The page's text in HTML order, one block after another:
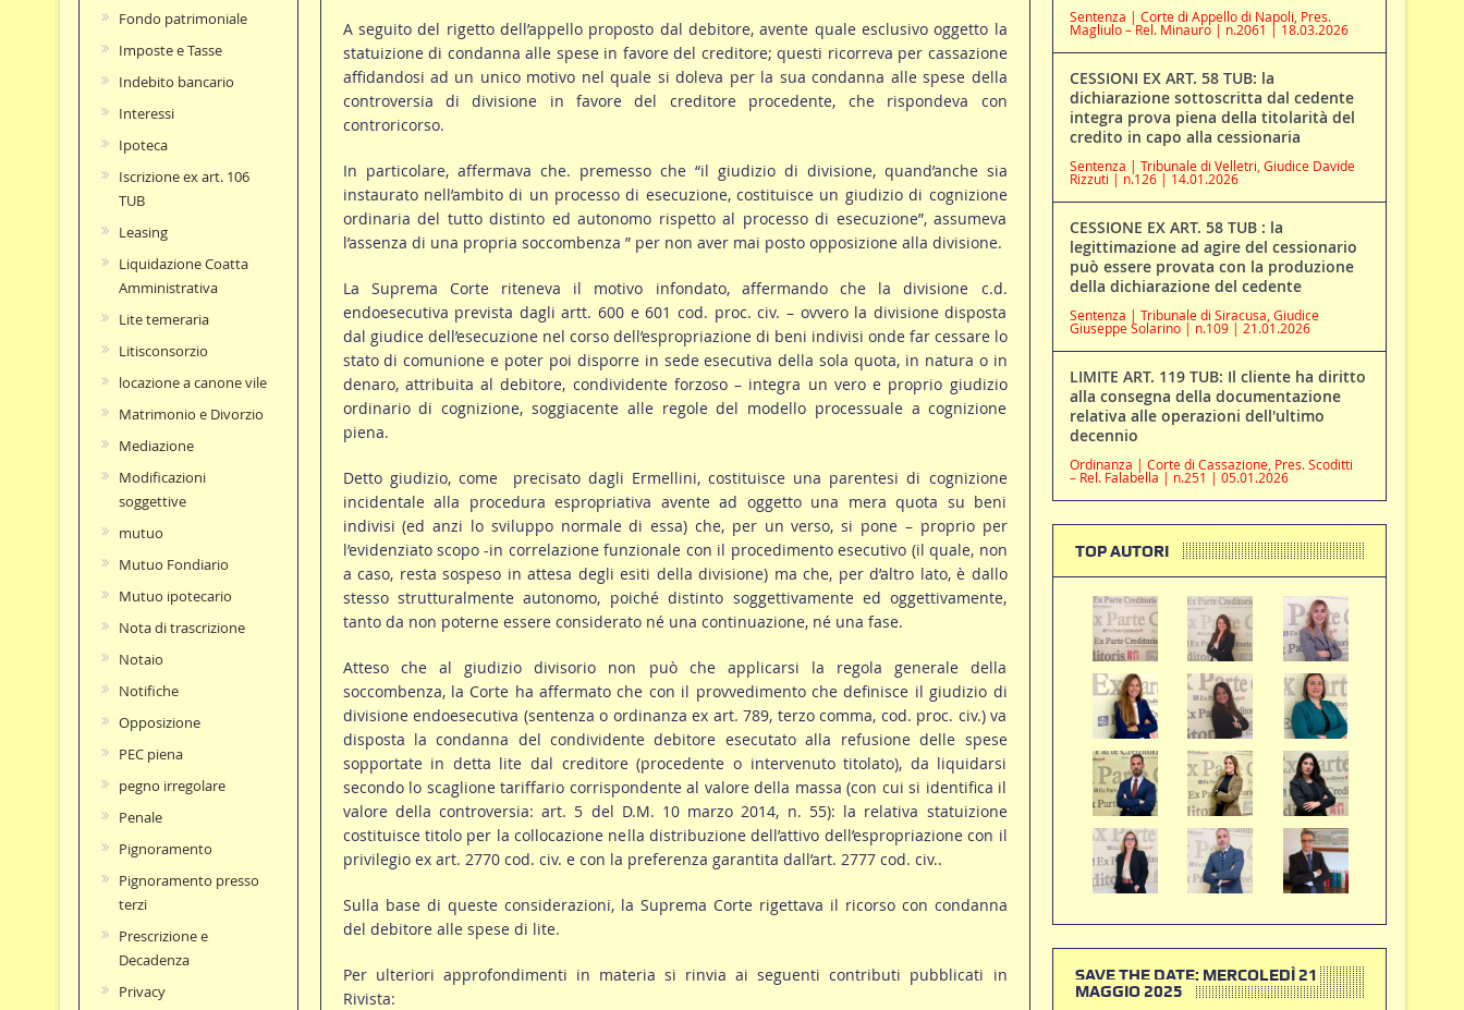
A seguito del rigetto dell’appello proposto dal debitore, avente quale esclusivo oggetto la
statuizione di condanna alle spese in favore del creditore; questi ricorreva per cassazione
affidandosi ad un unico motivo nel quale si doleva per la sua condanna alle spese della
controversia di divisione in favore del creditore procedente, che rispondeva con
controricorso.
In particolare, affermava che. premesso che “il giudizio di divisione, quand’anche sia
instaurato nell’ambito di un processo di esecuzione, costituisce un giudizio di cognizione
ordinaria del tutto distinto ed autonomo rispetto al processo di esecuzione”, assumeva
l’assenza di una propria soccombenza ” per non aver mai posto opposizione alla divisione.
La Suprema Corte riteneva il motivo infondato, affermando che la divisione c.d.
endoesecutiva prevista dagli artt. 600 e 601 cod. proc. civ. – ovvero la divisione disposta
dal giudice dell’esecuzione nel corso dell’espropriazione di beni indivisi onde far cessare lo
stato di comunione e poter poi disporre in sede esecutiva della sola quota, in natura o in
denaro, attribuita al debitore, condividente forzoso – integra un vero e proprio giudizio
ordinario di cognizione, soggiacente alle regole del modello processuale a cognizione
piena.
Detto giudizio, come precisato dagli Ermellini, costituisce una parentesi di cognizione
incidentale alla procedura espropriativa avente ad oggetto una mera quota su beni
indivisi (ed anzi lo sviluppo normale di essa) che, per un verso, si pone – proprio per
l’evidenziato scopo -in correlazione funzionale con il procedimento esecutivo (il quale, non
a caso, resta sospeso in attesa degli esiti della divisione) ma che, per d’altro lato, è dallo
stesso strutturalmente autonomo, poiché distinto soggettivamente ed oggettivamente,
tanto da non poterne essere considerato né una continuazione, né una fase.
Atteso che al giudizio divisorio non può che applicarsi la regola generale della
soccombenza, la Corte ha affermato che con il provvedimento che definisce il giudizio di
divisione endoesecutiva (sentenza o ordinanza ex art. 789, terzo comma, cod. proc. civ.) va
disposta la condanna del condividente debitore esecutato alla refusione delle spese
sopportate in detta lite dal creditore (procedente o intervenuto titolato), da liquidarsi
secondo lo scaglione tariffario corrispondente al valore della massa (con cui si identifica il
valore della controversia: art. 5 del D.M. 10 marzo 2014, n. 55): la relativa statuizione
costituisce titolo per la collocazione nella distribuzione dell’attivo dell’espropriazione con il
privilegio ex art. 2770 cod. civ. e con la preferenza garantita dall’art. 2777 cod. civ..
Sulla base di queste considerazioni, la Suprema Corte rigettava il ricorso con condanna
del debitore alle spese di lite.
Per ulteriori approfondimenti in materia si rinvia ai seguenti contributi pubblicati in
Rivista:
Fondo patrimoniale
Imposte e Tasse
Indebito bancario
Interessi
Ipoteca
Iscrizione ex art. 106
TUB
Leasing
Liquidazione Coatta
Amministrativa
Lite temeraria
Litisconsorzio
locazione a canone vile
Matrimonio e Divorzio
Mediazione
Modificazioni
soggettive
mutuo
Mutuo Fondiario
Mutuo ipotecario
Nota di trascrizione
Notaio
Notifiche
Opposizione
PEC piena
pegno irregolare
Penale
Pignoramento
Pignoramento presso
terzi
Prescrizione e
Decadenza
Privacy
Sentenza | Corte di Appello di Napoli, Pres.
Magliulo – Rel. Minauro | n.2061 | 18.03.2026
CESSIONI EX ART. 58 TUB: la
dichiarazione sottoscritta dal cedente
integra prova piena della titolarità del
credito in capo alla cessionaria
Sentenza | Tribunale di Velletri, Giudice Davide
Rizzuti | n.126 | 14.01.2026
CESSIONE EX ART. 58 TUB : la
legittimazione ad agire del cessionario
può essere provata con la produzione
della dichiarazione del cedente
Sentenza | Tribunale di Siracusa, Giudice
Giuseppe Solarino | n.109 | 21.01.2026
LIMITE ART. 119 TUB: Il cliente ha diritto
alla consegna della documentazione
relativa alle operazioni dell'ultimo
decennio
Ordinanza | Corte di Cassazione, Pres. Scoditti
– Rel. Falabella | n.251 | 05.01.2026
TOP AUTORI
SAVE THE DATE: MERCOLEDÌ 21
MAGGIO 2025